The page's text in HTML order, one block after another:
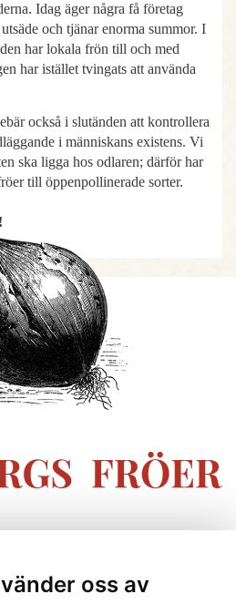
oss av
Idag äger några få företag
och tjänar enorma summor. I
har lokala frön till och med
har istället tvingats att använda
också i slutänden att kontrollera
i människans existens. Vi
ska ligga hos odlaren; därför har
till öppenpollinerade sorter.